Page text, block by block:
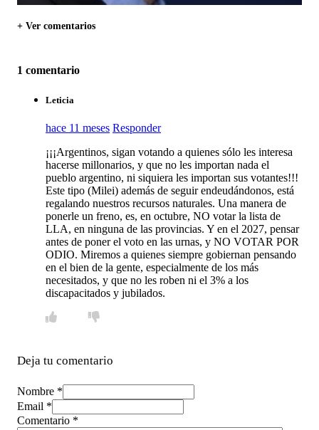
+ Ver comentarios
1 comentario
Leticia
hace 11 meses Responder
¡¡¡Argentinos, sigan votando a quienes sólo les interesa
hacerse millonarios, y que no les importan nada el
pueblo argentino, ni siquiera les importan sus votantes!!!
Este tipo (Milei) además de seguir endeudándonos, está
regalando nuestros recursos naturales. Una manera de
ponerle un freno, es, en octubre, NO votar la lista de
LLA, en ninguna de las provincias. Y en el 2027, pensar
antes de poner el voto en las urnas, y NO VOTAR POR
ODIO. Miremos a quienes siempre gobiernan pensando
en el bien de la gente, especialmente de los más
necesitados, y que no les roben ni el 3% a los
discapacitados y jubilados.
Deja tu comentario
Nombre *
Email *
Comentario *